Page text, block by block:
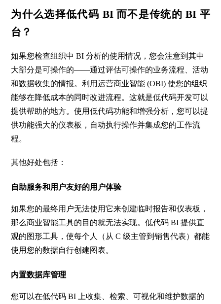
为什么选择低代码 BI 而不是传统的 BI 平
台？
如果您检查组织中 BI分析的使用情况，您会注意到其中
大部分是可操作的——通过评估可操作的业务流程、活动
和数据收集的情报。利用运营商业智能 (OBI)使您的组织
能够在降低成本的同时改进流程。这就是低代码开发可以
提供帮助的地方。使用低代码功能和增强分析，您可以提
供功能强大的仪表板，自动执行操作并集成您的工作流
程。
其他好处包括：
自助服务和用户友好的用户体验
如果您的最终用户无法使用它来创建临时报告和仪表板，
那么商业智能工具的目的就无法实现。低代码 BI提供直
观的图形工具，使每个人（从 C级主管到销售代表）都能
使用您的数据自行创建图表。
内置数据库管理
您可以在低代码 BI
上收集、检索、可视化和维护数据的